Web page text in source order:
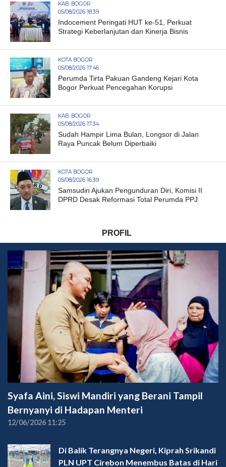
KAB. BOGOR
05/08/2026 18:39
Indocement Peringati HUT ke-51, Perkuat
Strategi Keberlanjutan dan Kinerja Bisnis
KOTA BOGOR
05/08/2026 17:46
Perumda Tirta Pakuan Gandeng Kejari Kota
Bogor Perkuat Pencegahan Korupsi
KAB. BOGOR
05/08/2026 17:34
Sudah Hampir Lima Bulan, Longsor di Jalan
Raya Puncak Belum Diperbaiki
KOTA BOGOR
05/08/2026 16:39
Samsudin Ajukan Pengunduran Diri, Komisi II
DPRD Desak Reformasi Total Perumda PPJ
PROFIL
Syafa Aini, Siswi Mandiri yang Berani Tampil
Bernyanyi di Hadapan Menteri
12/06/2026 11:25
Di Balik Terangnya Negeri, Kiprah Srikandi
PLN UPT Cirebon Menembus Batas di Hari